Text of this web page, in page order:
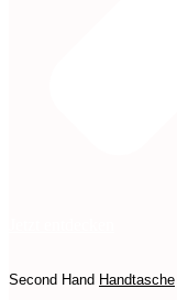
Second Hand Handtasche